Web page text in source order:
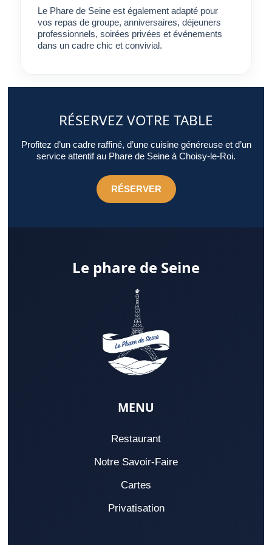
Le Phare de Seine est également adapté pour
vos repas de groupe, anniversaires, déjeuners
professionnels, soirées privées et événements
dans un cadre chic et convivial.
RÉSERVEZ VOTRE TABLE
Profitez d’un cadre raffiné, d’une cuisine généreuse et d’un
service attentif au Phare de Seine à Choisy-le-Roi.
RÉSERVER
Le phare de Seine
MENU
Restaurant
Notre Savoir-Faire
Cartes
Privatisation